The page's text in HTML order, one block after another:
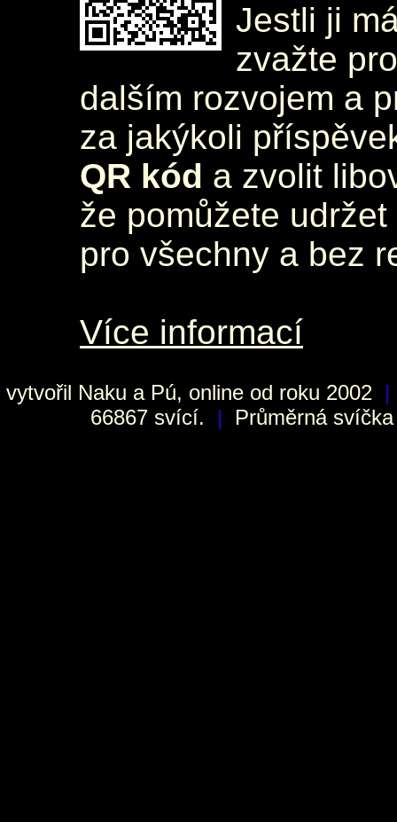
Jestli ji
zvažte
dalším rozvojem a
za jakýkoli
QR kód a zvolit
že pomůžete
pro všechny a bez
Více informací
vytvořil Naku a Pú, online od roku 2002 |
66867 svící.
| Průměrná